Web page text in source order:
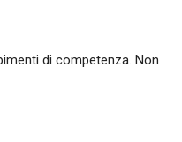
di competenza. Non